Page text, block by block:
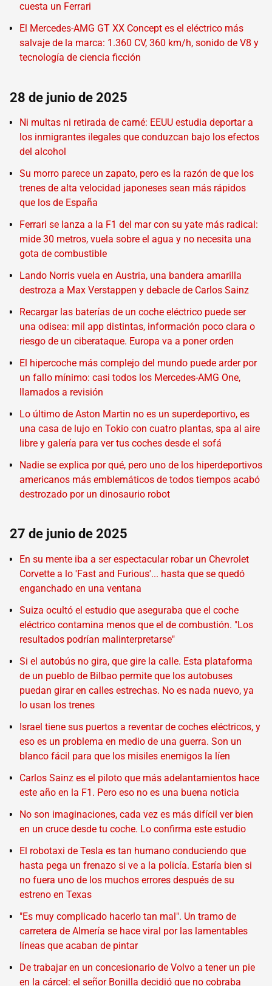
cuesta un Ferrari
El Mercedes-AMG GT XX Concept es el eléctrico más
salvaje de la marca: 1.360 CV, 360 km/h, sonido de V8 y
tecnología de ciencia ficción
28 de junio de 2025
Ni multas ni retirada de carné: EEUU estudia deportar a
los inmigrantes ilegales que conduzcan bajo los efectos
del alcohol
Su morro parece un zapato, pero es la razón de que los
trenes de alta velocidad japoneses sean más rápidos
que los de España
Ferrari se lanza a la F1 del mar con su yate más radical:
mide 30 metros, vuela sobre el agua y no necesita una
gota de combustible
Lando Norris vuela en Austria, una bandera amarilla
destroza a Max Verstappen y debacle de Carlos Sainz
Recargar las baterías de un coche eléctrico puede ser
una odisea: mil app distintas, información poco clara o
riesgo de un ciberataque. Europa va a poner orden
El hipercoche más complejo del mundo puede arder por
un fallo mínimo: casi todos los Mercedes-AMG One,
llamados a revisión
Lo último de Aston Martin no es un superdeportivo, es
una casa de lujo en Tokio con cuatro plantas, spa al aire
libre y galería para ver tus coches desde el sofá
Nadie se explica por qué, pero uno de los hiperdeportivos
americanos más emblemáticos de todos tiempos acabó
destrozado por un dinosaurio robot
27 de junio de 2025
En su mente iba a ser espectacular robar un Chevrolet
Corvette a lo 'Fast and Furious'... hasta que se quedó
enganchado en una ventana
Suiza ocultó el estudio que aseguraba que el coche
eléctrico contamina menos que el de combustión. "Los
resultados podrían malinterpretarse"
Si el autobús no gira, que gire la calle. Esta plataforma
de un pueblo de Bilbao permite que los autobuses
puedan girar en calles estrechas. No es nada nuevo, ya
lo usan los trenes
Israel tiene sus puertos a reventar de coches eléctricos, y
eso es un problema en medio de una guerra. Son un
blanco fácil para que los misiles enemigos la líen
Carlos Sainz es el piloto que más adelantamientos hace
este año en la F1. Pero eso no es una buena noticia
No son imaginaciones, cada vez es más difícil ver bien
en un cruce desde tu coche. Lo confirma este estudio
El robotaxi de Tesla es tan humano conduciendo que
hasta pega un frenazo si ve a la policía. Estaría bien si
no fuera uno de los muchos errores después de su
estreno en Texas
"Es muy complicado hacerlo tan mal". Un tramo de
carretera de Almería se hace viral por las lamentables
líneas que acaban de pintar
De trabajar en un concesionario de Volvo a tener un pie
en la cárcel: el señor Bonilla decidió que no cobraba